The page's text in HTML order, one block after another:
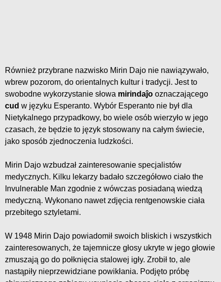
Również przybrane nazwisko Mirin Dajo nie nawiązywało,
wbrew pozorom, do orientalnych kultur i tradycji. Jest to
swobodne wykorzystanie słowa mirindaĵo oznaczającego
cud w języku Esperanto. Wybór Esperanto nie był dla
Nietykalnego przypadkowy, bo wiele osób wierzyło w jego
czasach, że będzie to język stosowany na całym świecie,
jako sposób zjednoczenia ludzkości.
Mirin Dajo wzbudzał zainteresowanie specjalistów
medycznych. Kilku lekarzy badało szczegółowo ciało the
Invulnerable Man zgodnie z wówczas posiadaną wiedzą
medyczną. Wykonano nawet zdjęcia rentgenowskie ciała
przebitego sztyletami.
W 1948 Mirin Dajo powiadomił swoich bliskich i wszystkich
zainteresowanych, że tajemnicze głosy ukryte w jego głowie
zmuszają go do połknięcia stalowej igły. Zrobił to, ale
nastąpiły nieprzewidziane powikłania. Podjęto próbę